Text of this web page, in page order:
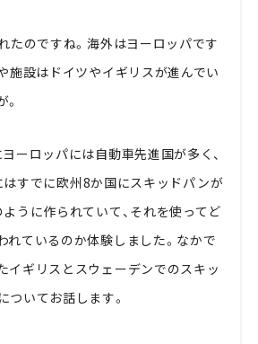
たのですね。海外はヨーロッパです
施設はドイツやイギリスが進んでい
ーロッパには自動車先進国が多く、
はすでに欧州8か国にスキッドパンが
ように作られていて、それを使ってど
れているのか体験しました。なかで
イギリスとスウェーデンでのスキッ
ついてお話します。